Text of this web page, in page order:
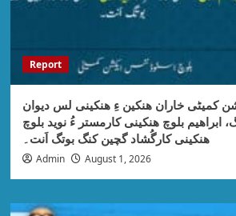
Report
کمیٹی خاران ھنکین ءِ ھنکینی لس دیوان
ابراھیم بلوچ ھنکینی کارمستر ءُ نوید بلوچ
ھنکینی کارگُشاد گچین کنگ بوتگ اَنت۔
Admin August 1, 2026